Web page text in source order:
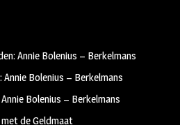
Annie Bolenius – Berkelmans
Annie Bolenius – Berkelmans
Bolenius – Berkelmans
de Geldmaat